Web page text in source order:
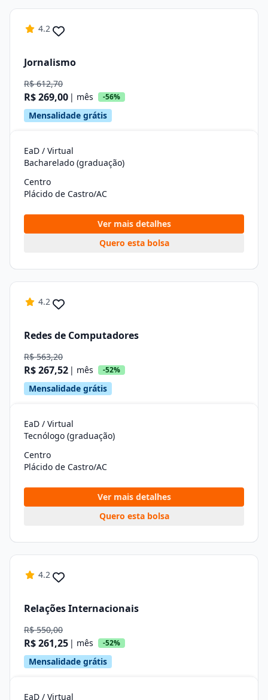
4.2
Jornalismo
R$ 612,70
R$ 269,00 | mês -56%
Mensalidade grátis
EaD / Virtual
Bacharelado (graduação)
Centro
Plácido de Castro/AC
Ver mais detalhes
Quero esta bolsa
4.2
Redes de Computadores
R$ 563,20
R$ 267,52 | mês -52%
Mensalidade grátis
EaD / Virtual
Tecnólogo (graduação)
Centro
Plácido de Castro/AC
Ver mais detalhes
Quero esta bolsa
4.2
Relações Internacionais
R$ 550,00
R$ 261,25 | mês -52%
Mensalidade grátis
EaD / Virtual